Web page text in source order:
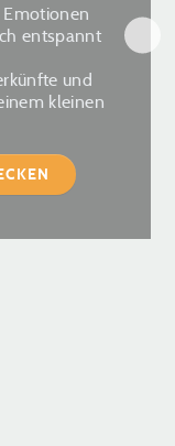
entspannt
und
kleinen